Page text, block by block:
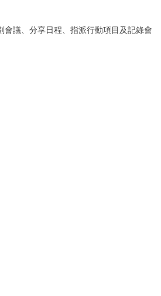
議、分享日程、指派行動項目及記錄會